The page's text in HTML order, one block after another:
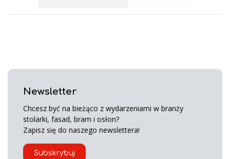
Newsletter
Chcesz być na bieżąco z wydarzeniami w branży
stolarki, fasad, bram i osłon?
Zapisz się do naszego newslettera!
Subskrybuj